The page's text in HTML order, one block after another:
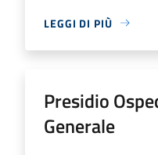
LEGGI DI PIÙ
Presidio
Generale